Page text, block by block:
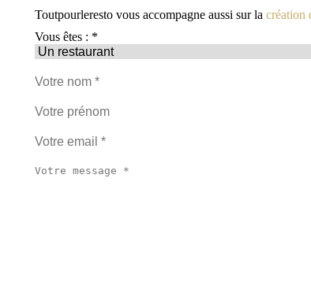
Toutpourleresto vous accompagne aussi sur la création
Vous êtes : *